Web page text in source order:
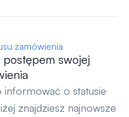
zamówienia
swojej
o statusie
znajdziesz najnowsze